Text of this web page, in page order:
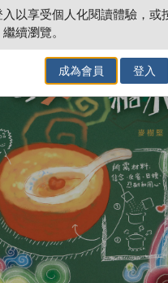
入以享受個人化閱讀體驗，或
續瀏覽。
成為會員 登入